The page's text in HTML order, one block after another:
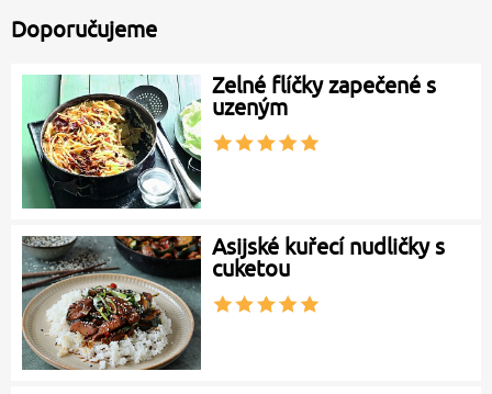
Doporučujeme
Zelné flíčky zapečené s
uzeným
Asijské kuřecí nudličky s
cuketou